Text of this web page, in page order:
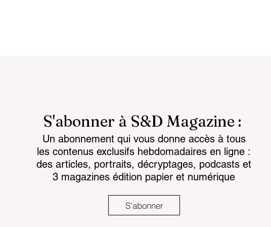
Cognitive battlespace the
CCP's war for the mind
Chemical regulations:
challenge facing land-
based armaments
S'abonner à S&D Magazine :
Un abonnement qui vous donne accès à tous
les contenus exclusifs hebdomadaires en ligne :
des articles, portraits, décryptages, podcasts et
3 magazines édition papier et numérique
S'abonner